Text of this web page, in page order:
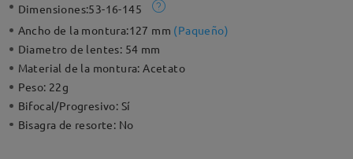
Dimensiones:53-16-145
Ancho de la montura:127 mm (Paqueño)
Diametro de lentes: 54 mm
Material de la montura:Acetato
Peso: 22g
Bifocal/Progresivo: Sí
Bisagra de resorte: No